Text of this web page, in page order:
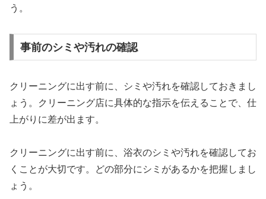
う。
事前のシミや汚れの確認
クリーニングに出す前に、シミや汚れを確認しておきまし
ょう。クリーニング店に具体的な指示を伝えることで、仕
上がりに差が出ます。
クリーニングに出す前に、浴衣のシミや汚れを確認してお
くことが大切です。どの部分にシミがあるかを把握しまし
ょう。